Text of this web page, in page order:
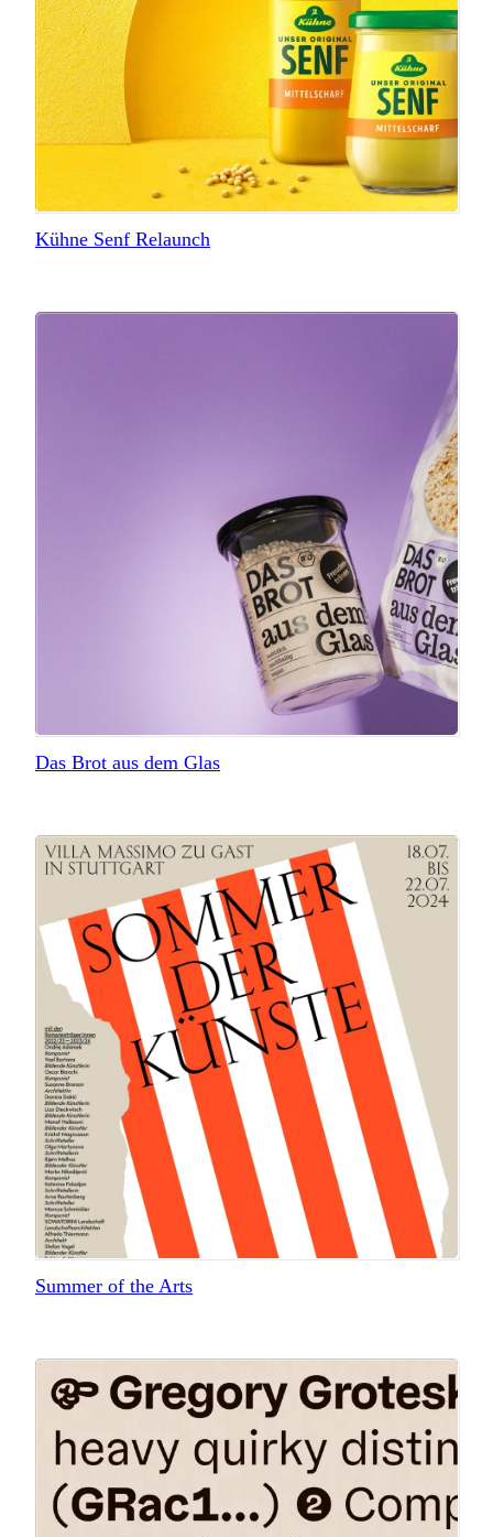
Kühne Senf Relaunch
Das Brot aus dem Glas
Summer of the Arts